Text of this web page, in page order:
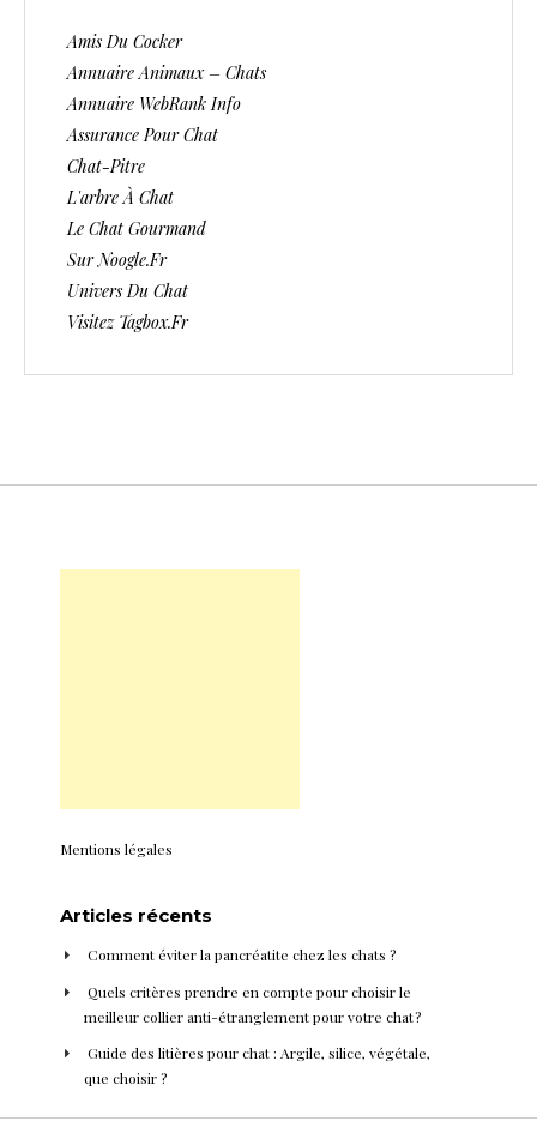
Amis Du Cocker
Annuaire Animaux – Chats
Annuaire WebRank Info
Assurance Pour Chat
Chat-Pitre
L'arbre À Chat
Le Chat Gourmand
Sur Noogle.fr
Univers Du Chat
Visitez Tagbox.fr
Mentions légales
Articles récents
Comment éviter la pancréatite chez les chats ?
Quels critères prendre en compte pour choisir le
meilleur collier anti-étranglement pour votre chat ?
Guide des litières pour chat : Argile, silice, végétale,
que choisir ?